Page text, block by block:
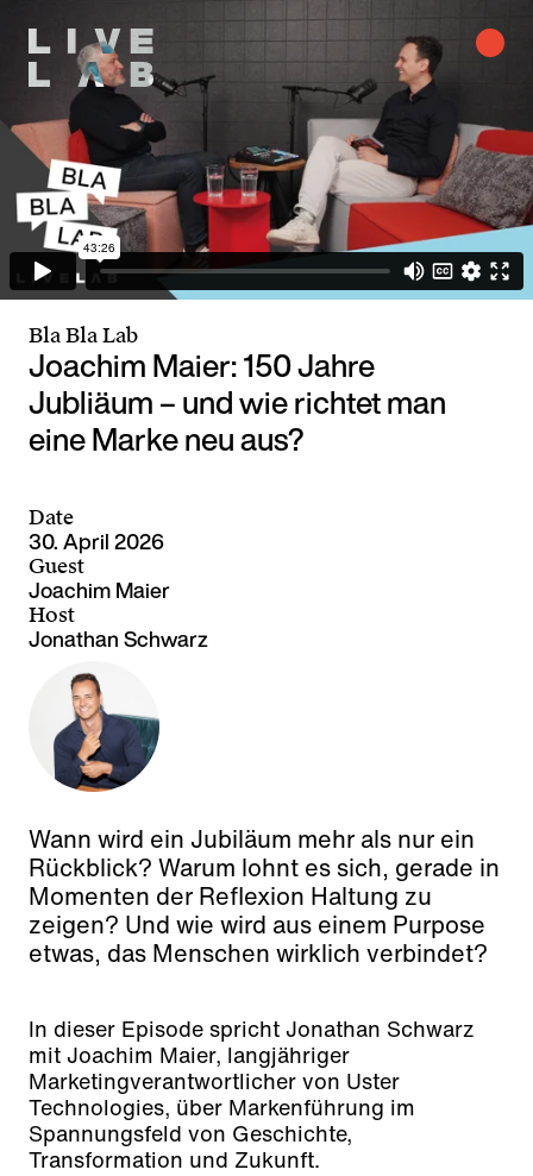
Bla Bla Lab
Joachim Maier: 150 Jahre
Jubliäum – und wie richtet man
eine Marke neu aus?
Date
30. April 2026
Guest
Joachim Maier
Host
Jonathan Schwarz
Wann wird ein Jubiläum mehr als nur ein
Rückblick? Warum lohnt es sich, gerade in
Momenten der Reflexion Haltung zu
zeigen? Und wie wird aus einem Purpose
etwas, das Menschen wirklich verbindet?
In dieser Episode spricht Jonathan Schwarz
mit Joachim Maier, langjähriger
Marketingverantwortlicher von Uster
Technologies, über Markenführung im
Spannungsfeld von Geschichte,
Transformation und Zukunft.